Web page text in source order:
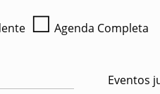
☐ Agenda Completa
Eventos